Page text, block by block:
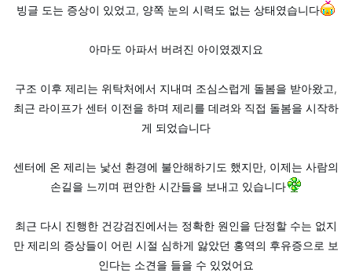
빙글 도는 증상이 있었고, 양쪽 눈의 시력도 없는 상태였습니다
아마도 아파서 버려진 아이였겠지요
구조 이후 제리는 위탁처에서 지내며 조심스럽게 돌봄을 받아왔고,
최근 라이프가 센터 이전을 하며 제리를 데려와 직접 돌봄을 시작하
게 되었습니다
센터에 온 제리는 낯선 환경에 불안해하기도 했지만, 이제는 사람의
손길을 느끼며 편안한 시간들을 보내고 있습니다
최근 다시 진행한 건강검진에서는 정확한 원인을 단정할 수는 없지
만 제리의 증상들이 어린 시절 심하게 앓았던 홍역의 후유증으로 보
인다는 소견을 들을 수 있었어요